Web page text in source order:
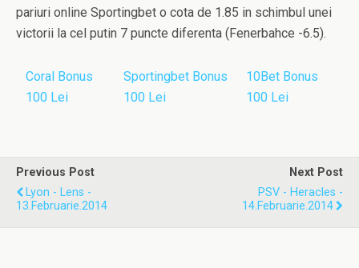
pariuri online Sportingbet o cota de 1.85 in schimbul unei
victorii la cel putin 7 puncte diferenta (Fenerbahce -6.5).
Coral Bonus
100 Lei
Sportingbet Bonus
100 Lei
10Bet Bonus
100 Lei
Previous Post
Lyon - Lens -
13.Februarie.2014
Next Post
PSV - Heracles -
14.Februarie.2014